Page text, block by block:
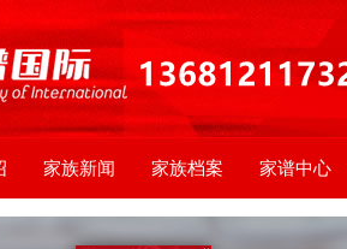
家族新闻 家族档案 家谱中心